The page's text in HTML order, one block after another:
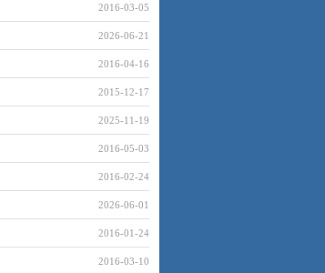
2016-03-05
2026-06-21
2016-04-16
2015-12-17
2025-11-19
2016-05-03
2016-02-24
2026-06-01
2016-01-24
2016-03-10